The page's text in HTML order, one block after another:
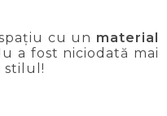
cu un material
a fost niciodată mai
stilul!